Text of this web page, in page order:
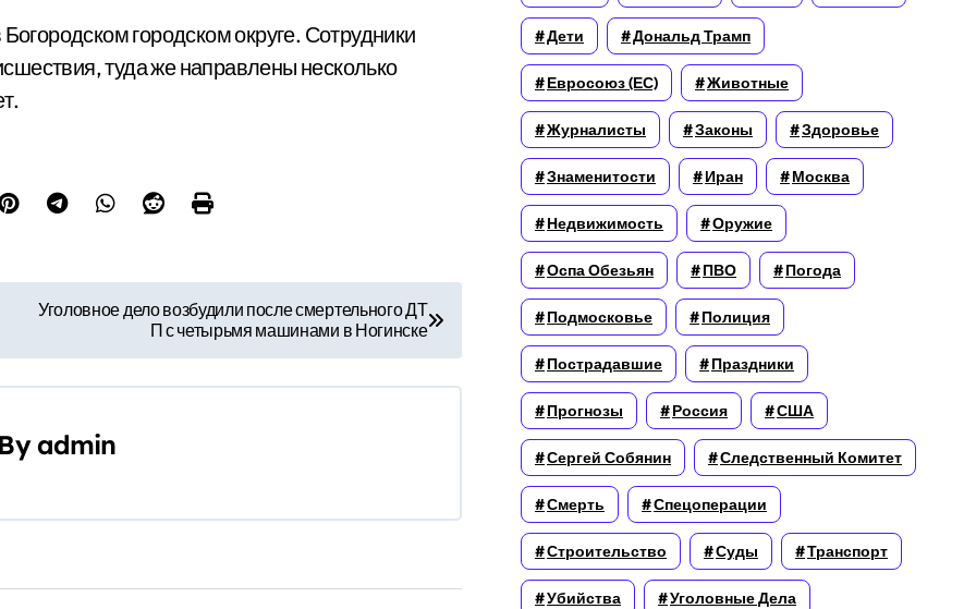
городском округе. Сотрудники
туда же направлены несколько
Уголовное дело возбудили после смертельного ДТ
П с четырьмя машинами в Ногинске
Byadmin
Дети Дональд Трамп
Евросоюз (ЕС) Животные
Журналисты Законы Здоровье
Знаменитости Иран Москва
Недвижимость Оружие
Оспа Обезьян ПВО Погода
Подмосковье Полиция
Пострадавшие Праздники
Прогнозы Россия США
Сергей Собянин Следственный Комитет
Смерть Спецоперации
Строительство Суды Транспорт
Убийства Уголовные Дела